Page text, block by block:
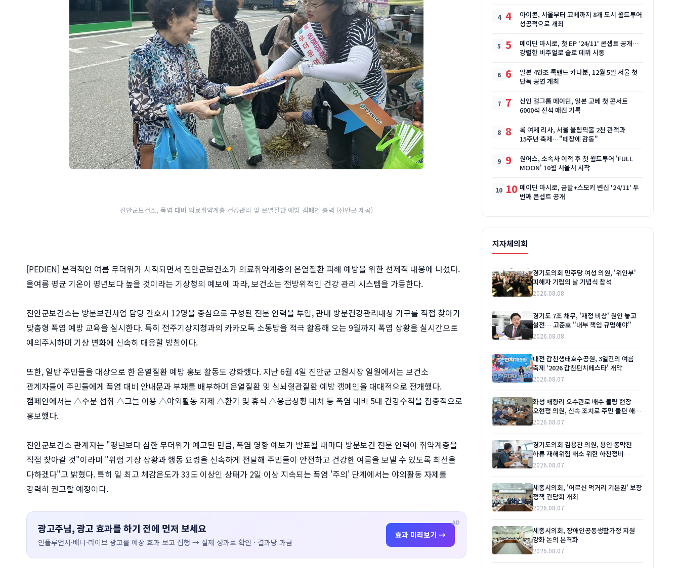
진안군보건소, 폭염 대비 의료취약계층 건강관리 및 온열질환 예방 캠페인 총력 (진안군 제공)
[PEDIEN] 본격적인 여름 무더위가 시작되면서 진안군보건소가 의료취약계층의 온열질환 피해 예방을 위한 선제적 대응에 나섰다.
올여름 평균 기온이 평년보다 높을 것이라는 기상청의 예보에 따라, 보건소는 전방위적인 건강 관리 시스템을 가동한다.
진안군보건소는 방문보건사업 담당 간호사 12명을 중심으로 구성된 전문 인력을 투입, 관내 방문건강관리대상 가구를 직접 찾아가
맞춤형 폭염 예방 교육을 실시한다. 특히 전주기상지청과의 카카오톡 소통방을 적극 활용해 오는 9월까지 폭염 상황을 실시간으로
예의주시하며 기상 변화에 신속히 대응할 방침이다.
또한, 일반 주민들을 대상으로 한 온열질환 예방 홍보 활동도 강화했다. 지난 6월 4일 진안군 고원시장 일원에서는 보건소
관계자들이 주민들에게 폭염 대비 안내문과 부채를 배부하며 온열질환 및 심뇌혈관질환 예방 캠페인을 대대적으로 전개했다.
캠페인에서는 △수분 섭취 △그늘 이용 △야외활동 자제 △환기 및 휴식 △응급상황 대처 등 폭염 대비 5대 건강수칙을 집중적으로
홍보했다.
진안군보건소 관계자는 "평년보다 심한 무더위가 예고된 만큼, 폭염 영향 예보가 발표될 때마다 방문보건 전문 인력이 취약계층을
직접 찾아갈 것"이라며 "위험 기상 상황과 행동 요령을 신속하게 전달해 주민들이 안전하고 건강한 여름을 보낼 수 있도록 최선을
다하겠다"고 밝혔다. 특히 일 최고 체감온도가 33도 이상인 상태가 2일 이상 지속되는 폭염 '주의' 단계에서는 야외활동 자제를
강력히 권고할 예정이다.
AD
광고주님, 광고 효과를 하기 전에 먼저 보세요
인플루언서·배너·라이브 광고를 예상 효과 보고 집행 → 실제 성과로 확인 · 결과당 과금
효과 미리보기 →
4
아이콘, 서울부터 고베까지 8개 도시 월드투어
성공적으로 개최
5
메이딘 마시로, 첫 EP '24/11' 콘셉트 공개…
강렬한 비주얼로 솔로 데뷔 시동
6
일본 4인조 록밴드 카나분, 12월 5일 서울 첫
단독 공연 개최
7
신인 걸그룹 메이딘, 일본 고베 첫 콘서트
6000석 전석 매진 기록
8
록 여제 리사, 서울 올림픽홀 2천 관객과
15주년 축제…"떼창에 감동"
9
원어스, 소속사 이적 후 첫 월드투어 'FULL
MOON' 10월 서울서 시작
10 메이딘 마시로, 금발+스모키 변신 '24/11' 두
번째 콘셉트 공개
지자체의회
경기도의회 민주당 여성 의원, '위안부'
피해자 기림의 날 기념식 참석
2026.08.08
경기도 7조 채무, '재정 비상' 원인 놓고
설전… 고준호 "내부 책임 규명해야"
2026.08.08
대전 갑천생태호수공원, 3일간의 여름
축제 '2026 갑천펀치페스타' 개막
2026.08.07
화성 매향리 오수관로 배수 불량 현장…
오현정 의원, 신속 조치로 주민 불편 해소
촉구
2026.08.07
경기도의회 김용찬 의원, 용인 동막천
하류 재해위험 해소 위한 하천정비
본격화 촉구
2026.08.07
세종시의회, '어르신 먹거리 기본권' 보장
정책 간담회 개최
2026.08.07
세종시의회, 장애인공동생활가정 지원
강화 논의 본격화
2026.08.07